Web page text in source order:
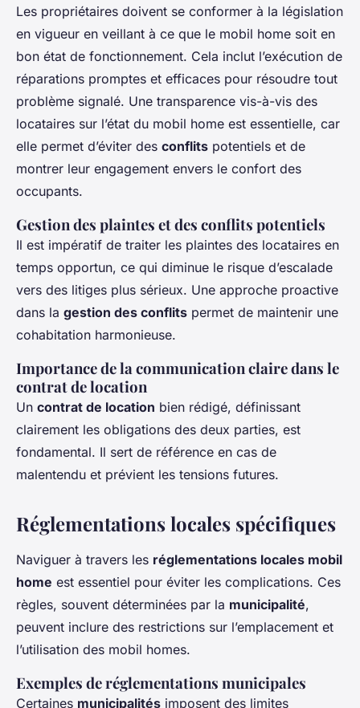
Les propriétaires doivent se conformer à la législation
en vigueur en veillant à ce que le mobil home soit en
bon état de fonctionnement. Cela inclut l’exécution de
réparations promptes et efficaces pour résoudre tout
problème signalé. Une transparence vis-à-vis des
locataires sur l’état du mobil home est essentielle, car
elle permet d’éviter des conflits potentiels et de
montrer leur engagement envers le confort des
occupants.
Gestion des plaintes et des conflits potentiels
Il est impératif de traiter les plaintes des locataires en
temps opportun, ce qui diminue le risque d’escalade
vers des litiges plus sérieux. Une approche proactive
dans la gestion des conflits permet de maintenir une
cohabitation harmonieuse.
Importance de la communication claire dans le
contrat de location
Un contrat de location bien rédigé, définissant
clairement les obligations des deux parties, est
fondamental. Il sert de référence en cas de
malentendu et prévient les tensions futures.
Réglementations locales spécifiques
Naviguer à travers les réglementations locales mobil
home est essentiel pour éviter les complications. Ces
règles, souvent déterminées par la municipalité,
peuvent inclure des restrictions sur l’emplacement et
l’utilisation des mobil homes.
Exemples de réglementations municipales
Certaines municipalités imposent des limites